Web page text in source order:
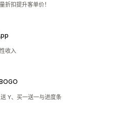
折扣提升客单价！
收入
Y、买一送一与进度条